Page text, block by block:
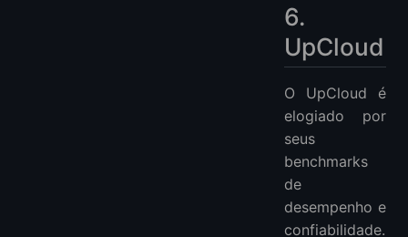
6.
UpCloud
O UpCloud é
elogiado por
seus
benchmarks
de
desempenho e
confiabilidade.